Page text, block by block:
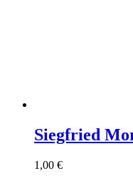
Siegfried
1,00 €